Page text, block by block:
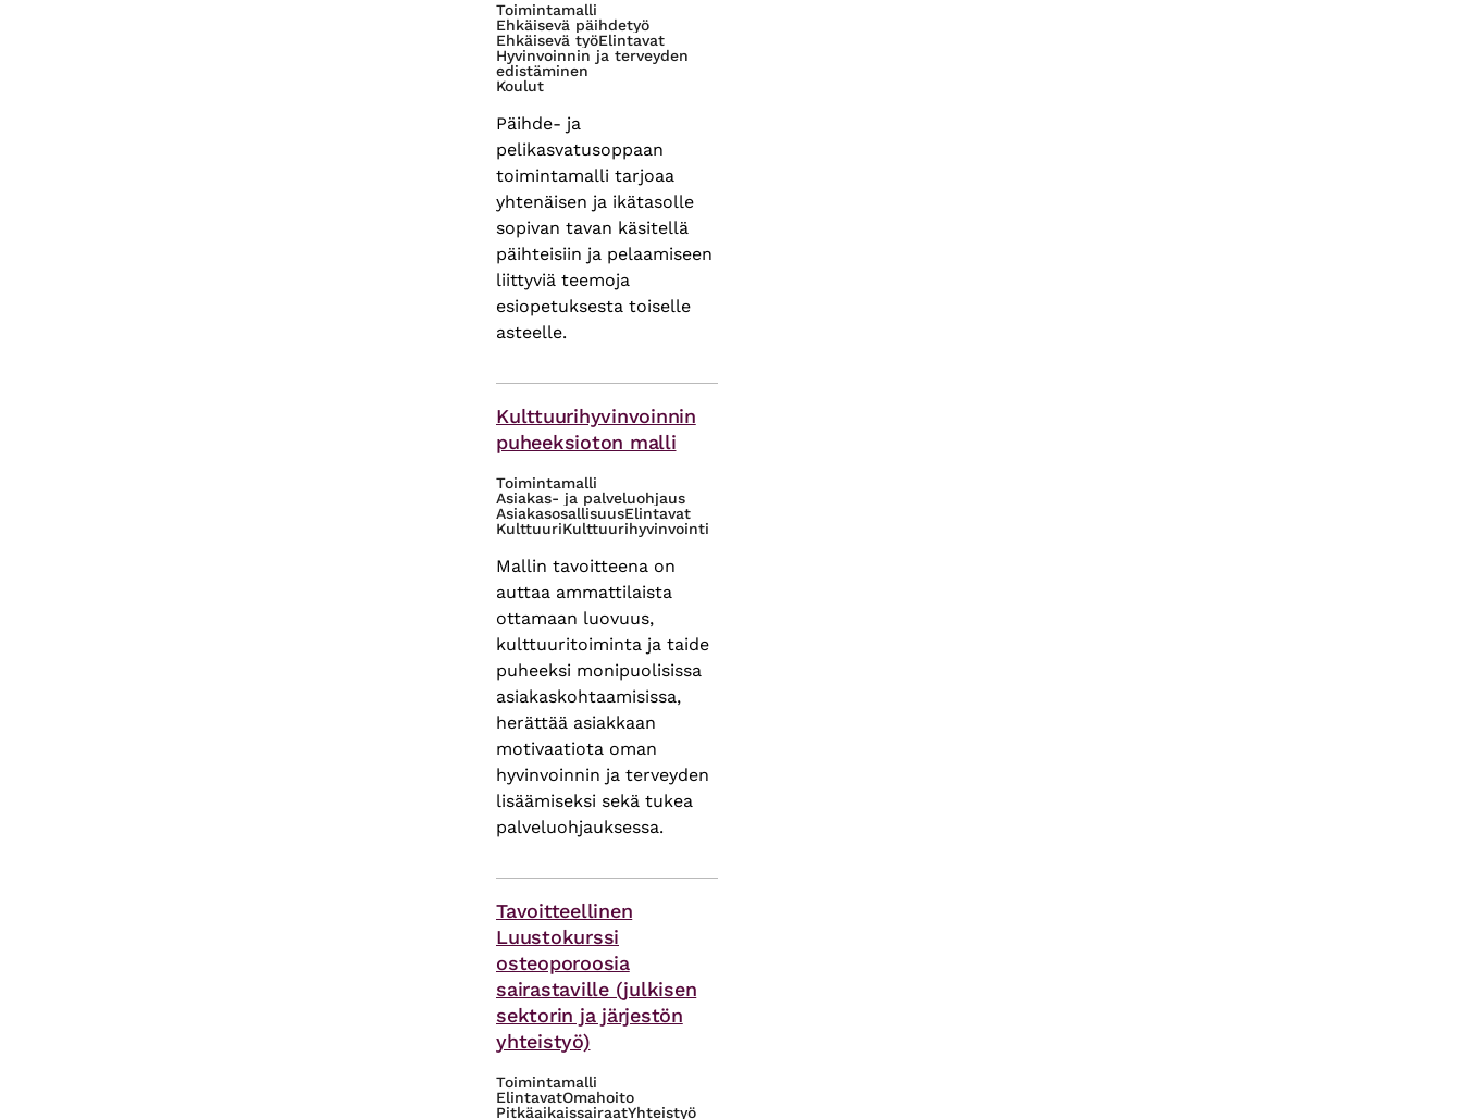
Toimintamalli
Ehkäisevä päihdetyö
Ehkäisevä työElintavat
Hyvinvoinnin ja terveyden
edistäminen
Koulut
Päihde- ja
pelikasvatusoppaan
toimintamalli tarjoaa
yhtenäisen ja ikätasolle
sopivan tavan käsitellä
päihteisiin ja pelaamiseen
liittyviä teemoja
esiopetuksesta toiselle
asteelle.
Kulttuurihyvinvoinnin
puheeksioton malli
Toimintamalli
Asiakas- ja palveluohjaus
AsiakasosallisuusElintavat
KulttuuriKulttuurihyvinvointi
Mallin tavoitteena on
auttaa ammattilaista
ottamaan luovuus,
kulttuuritoiminta ja taide
puheeksi monipuolisissa
asiakaskohtaamisissa,
herättää asiakkaan
motivaatiota oman
hyvinvoinnin ja terveyden
lisäämiseksi sekä tukea
palveluohjauksessa.
Tavoitteellinen
Luustokurssi
osteoporoosia
sairastaville (julkisen
sektorin ja järjestön
yhteistyö)
Toimintamalli
ElintavatOmahoito
PitkäaikaissairaatYhteistyö